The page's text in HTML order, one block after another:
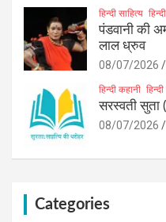
हिन्दी साहित्य
पंडवानी की
लाल ध्रुव
08/07/2026
हिन्दी कहानी
सरस्वती सुता
08/07/2026
Categories